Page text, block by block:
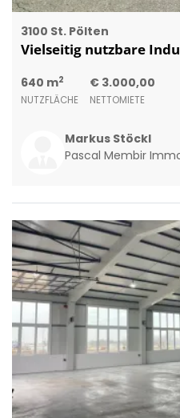
3100 St. Pölten
Vielseitig nutzbare
640 m2
NUTZFLÄCHE
€ 3.000,00
NETTOMIETE
Markus Stöckl
Pascal Membir